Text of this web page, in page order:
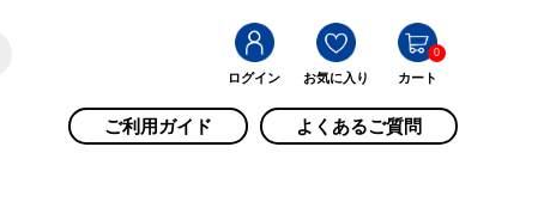
ログイン お気に入り カート
0
ご利用ガイド よくあるご質問